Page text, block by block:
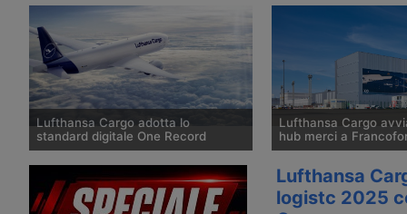
Lufthansa Cargo adotta lo
standard digitale One Record
Lufthansa Cargo, insieme con
WiseTech Global e Ibs Software, ha
completato il primo scambio di dati
Lufthansa Cargo
hub merci a
del progetto LCCevo
di Francoforte da 600
Lufthansa
logistc 2025